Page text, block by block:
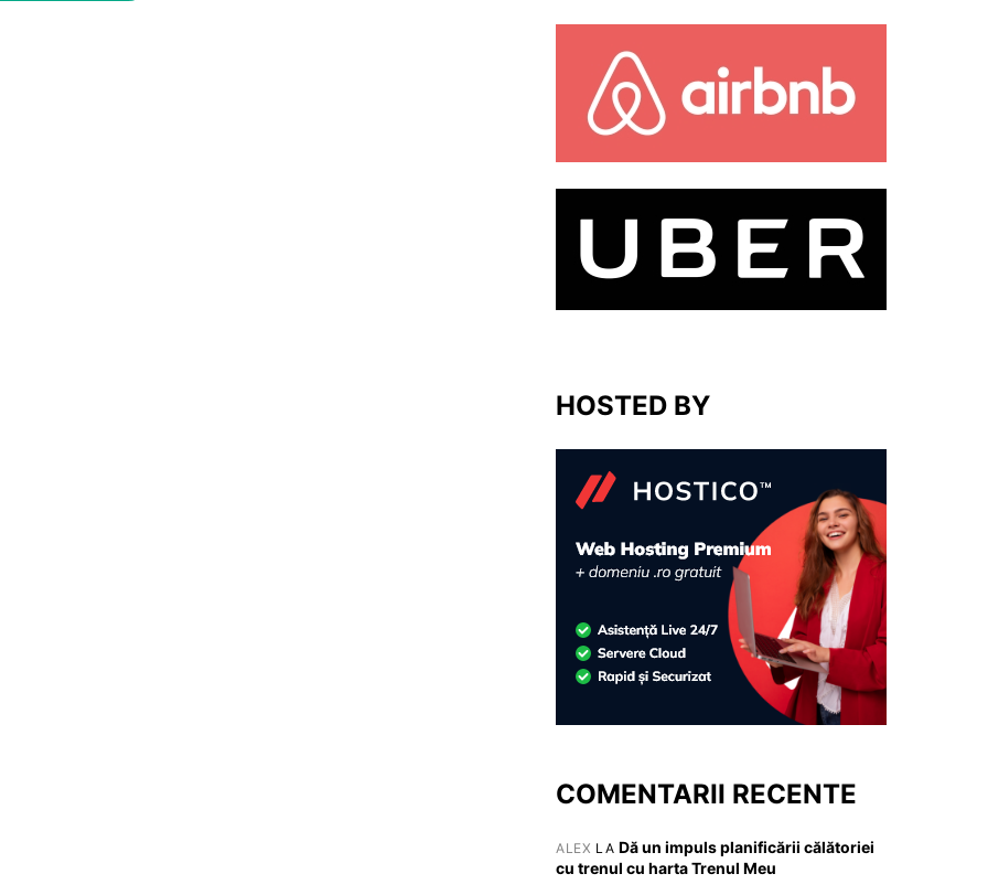
HOSTED BY
COMENTARII RECENTE
ALEX LA Dă un impuls planificării călătoriei
cu trenul cu harta Trenul Meu